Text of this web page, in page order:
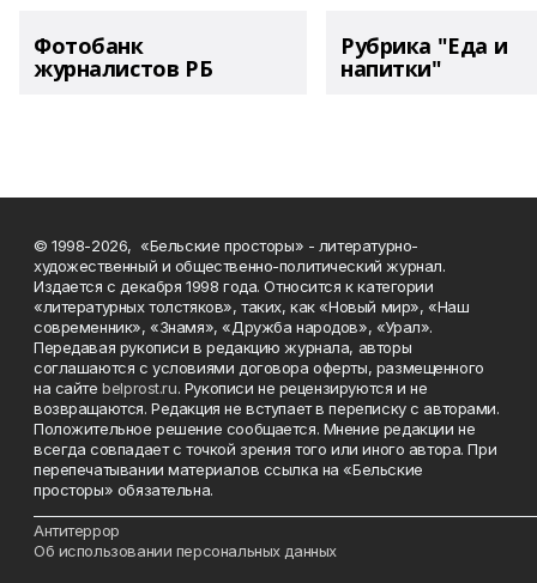
Фотобанк
журналистов РБ
Рубрика "Еда и
напитки"
© 1998-2026, «Бельские просторы» - литературно-
художественный и общественно-политический журнал.
Издается с декабря 1998 года. Относится к категории
«литературных толстяков», таких, как «Новый мир», «Наш
современник», «Знамя», «Дружба народов», «Урал».
Передавая рукописи в редакцию журнала, авторы
соглашаются с условиями договора оферты, размещенного
на сайтеbelprost.ru. Рукописи не рецензируются и не
возвращаются. Редакция не вступает в переписку с авторами.
Положительное решение сообщается. Мнение редакции не
всегда совпадает с точкой зрения того или иного автора. При
перепечатывании материалов ссылка на «Бельские
просторы» обязательна.
Антитеррор
Об использовании персональных данных